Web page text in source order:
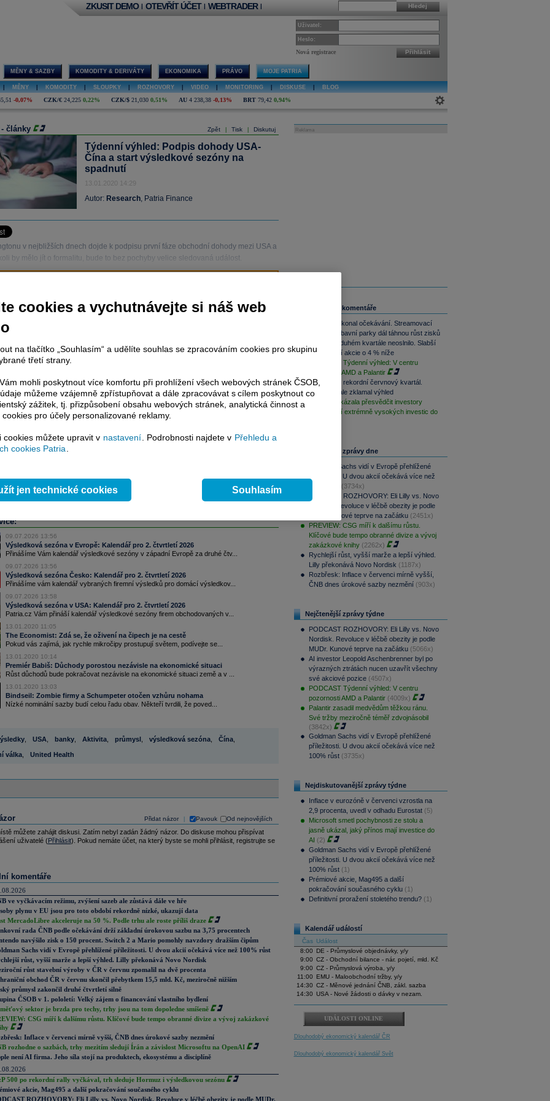
Hledej
ZKUSIT DEMO | OTEVŘÍT ÚČET | WEBTRADER |
Uživatel:
Heslo:
Nová registrace Přihlásit
MĚNY & SAZBY KOMODITY & DERIVÁTY EKONOMIKA PRÁVO MOJE PATRIA
MĚNY KOMODITY SLOUPKY ROZHOVORY VIDEO MONITORING DISKUSE BLOG
-0,07% CZK/€ 24,225 0,22% CZK/$ 21,030 0,51% AU 4 238,38 -0,13% BRT 79,42 0,94%
Zpět Tisk Diskutuj
- články
Týdenní výhled: Podpis dohody USA-
Čína a start výsledkové sezóny na
spadnutí
13.01.2020 14:29
Autor: Research, Patria Finance
v nejbližších dnech dojde k podpisu první fáze obchodní dohody mezi USA a
by mělo jít o formalitu, bude to bez pochyby velice sledovaná událost.
článku je dostupné jen klientům placených služebPatria Plus/
případně uživatelům platformy Patria Direct
služeb, potom je nutné se
placeného informačního servisu získáte
kekompletnímu zpravodajství
komentáře a horké zprávy jsou
terminálovou metodou (bez nutnosti obnovovat stránku) bez
a v plné verzi.
zpravodajství, ale i další služby získáte v Patria Plus / Investor Plus -sms
mailovézpravodajství,
09.07.2026 13:56
Výsledková sezóna v Evropě: Kalendář pro 2. čtvrtletí 2026
Přinášíme Vám kalendář výsledkové sezóny v západní Evropě za druhé čtv...
09.07.2026 13:56
Výsledková sezóna Česko: Kalendář pro 2. čtvrtletí 2026
Přinášíme vám kalendář vybraných firemní výsledků pro domácí výsledkov...
09.07.2026 13:58
Výsledková sezóna v USA: Kalendář pro 2. čtvrtletí 2026
Patria.cz Vám přináší kalendář výsledkové sezóny firem obchodovaných v...
13.01.2020 11:05
The Economist: Zdá se, že oživení na čipech je na cestě
Pokud vás zajímá, jak rychle mikročipy prostupují světem, podívejte se...
13.01.2020 10:14
Premiér Babiš: Důchody porostou nezávisle na ekonomické situaci
Růst důchodů bude pokračovat nezávisle na ekonomické situaci země a v ...
13.01.2020 13:03
Bindseil: Zombie firmy a Schumpeter otočen vzhůru nohama
Nízké nominální sazby budí celou řadu obav. Někteří tvrdili, že poved...
, USA banky, Aktivita, průmysl, výsledková sezóna, Čína,
válka, United Health
Přidat názor Pavouk Od nejnovějších
můžete zahájit diskusi. Zatím nebyl zadán žádný názor. Do diskuse mohou přispívat
uživatelé (Přihlásit). Pokud nemáte účet, na který byste se mohli přihlásit, registrujte se
komentáře
ve vyčkávacím režimu, zvýšení sazeb ale zůstává dále ve hře
plynu v EU jsou pro toto období rekordně nízké, ukazují data
MercadoLibre akceleruje na 50 %. Podle trhu ale roste příliš draze
rada ČNB podle očekávání drží základní úrokovou sazbu na 3,75 procentech
navýšilo zisk o 150 procent. Switch 2 a Mario pomohly navzdory dražším čipům
Sachs vidí v Evropě přehlížené příležitosti. U dvou akcií očekává více než 100% růst
růst, vyšší marže a lepší výhled. Lilly překonává Novo Nordisk
růst stavební výroby v ČR v červnu zpomalil na dvě procenta
obchod ČR v červnu skončil přebytkem 15,5 mld. Kč, meziročně nižším
průmysl zakončil druhé čtvrtletí silně
ČSOB v 1. pololetí: Velký zájem o financování vlastního bydlení
sektor je brzda pro techy, trhy jsou na tom dopoledne smíšeně
CSG míří k dalšímu růstu. Klíčové bude tempo obranné divize a vývoj zakázkové
Inflace v červenci mírně vyšší, ČNB dnes úrokové sazby nezmění
rozhodne o sazbách, trhy mezitím sledují Írán a závislost Microsoftu na OpenAI
není AI firma. Jeho síla stojí na produktech, ekosystému a disciplíně
500 po rekordní rally vyčkával, trh sleduje Hormuz i výsledkovou sezónu
akcie, Mag495 a další pokračování současného cyklu
ROZHOVORY: Eli Lilly vs. Novo Nordisk. Revoluce v léčbě obezity je podle MUDr.
Reklama
Související komentáře
Disney překonal očekávání. Streamovací
služby i zábavní parky dál táhnou růst zisků
Spotify ve duhém kvartále neoslnilo. Slabší
výhled tlačí akcie o 4 % níže
PODCAST Týdenní výhled: V centru
pozornosti AMD a Palantir
Apple hlásí rekordní červnový kvartál.
Investory ale zklamal výhled
Meta nedokázala přesvědčit investory
návratností extrémně vysokých investic do
Nejčtenější zprávy dne
Goldman Sachs vidí v Evropě přehlížené
příležitosti. U dvou akcií očekává více než
(3734x)
PODCAST ROZHOVORY: Eli Lilly vs. Novo
Nordisk. Revoluce v léčbě obezity je podle
MUDr. Kunové teprve na začátku (2451x)
PREVIEW: CSG míří k dalšímu růstu.
Klíčové bude tempo obranné divize a vývoj
zakázkové knihy (2262x)
Rychlejší růst, vyšší marže a lepší výhled.
Lilly překonává Novo Nordisk (1187x)
Rozbřesk: Inflace v červenci mírně vyšší,
ČNB dnes úrokové sazby nezmění (903x)
Nejčtenější zprávy týdne
PODCAST ROZHOVORY: Eli Lilly vs. Novo
Nordisk. Revoluce v léčbě obezity je podle
MUDr. Kunové teprve na začátku (5066x)
AI investor Leopold Aschenbrenner byl po
výrazných ztrátách nucen uzavřít všechny
své akciové pozice (4507x)
PODCAST Týdenní výhled: V centru
pozornosti AMD a Palantir (4009x)
Palantir zasadil medvědům těžkou ránu.
Své tržby meziročně téměř zdvojnásobil
(3842x)
Goldman Sachs vidí v Evropě přehlížené
příležitosti. U dvou akcií očekává více než
100% růst (3735x)
Nejdiskutovanější zprávy týdne
Inflace v eurozóně v červenci vzrostla na
2,9 procenta, uvedl v odhadu Eurostat (5)
Microsoft smetl pochybnosti ze stolu a
jasně ukázal, jaký přínos mají investice do
AI (2)
Goldman Sachs vidí v Evropě přehlížené
příležitosti. U dvou akcií očekává více než
100% růst (1)
Prémiové akcie, Mag495 a další
pokračování současného cyklu (1)
Definitivní proražení stoletého trendu? (1)
Kalendář událostí
Čas Událost
8:00
DE - Průmyslové objednávky, y/y
9:00 CZ - Obchodní bilance - nár. pojetí, mld. Kč
9:00 CZ - Průmyslová výroba, y/y
11:00
EMU - Maloobchodní tržby, y/y
14:30 CZ - Měnové jednání ČNB, zákl. sazba
14:30 USA - Nové žádosti o dávky v nezam.
UDÁLOSTI ONLINE
Dlouhodobý ekonomický kalendář ČR
Dlouhodobý ekonomický kalendář Svět
cookies a vychutnávejte si náš web
na tlačítko „Souhlasím“ a udělíte souhlas se zpracováním cookies pro skupinu
třetí strany.
mohli poskytnout více komfortu při prohlížení všech webových stránek ČSOB,
můžeme vzájemně zpřístupňovat a dále zpracovávat s cílem poskytnout co
zážitek, tj. přizpůsobení obsahu webových stránek, analytická činnost a
pro účely personalizované reklamy.
cookies můžete upravit v nastavení. Podrobnosti najdete v Přehledu a
cookies Patria.
jen technické cookies Souhlasím